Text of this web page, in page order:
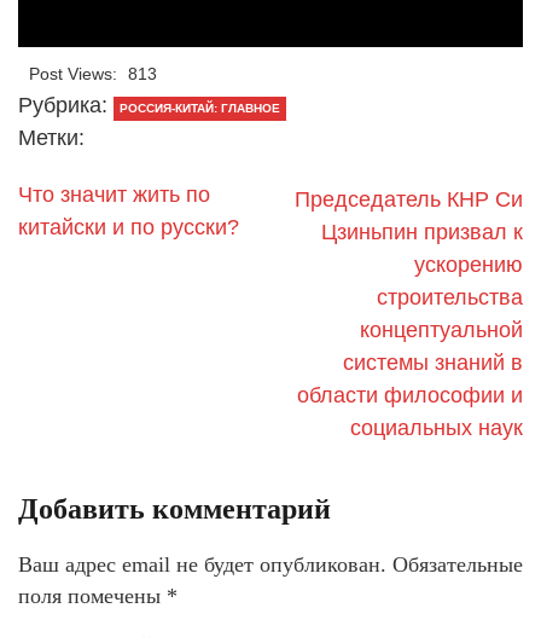
Post Views: 813
Рубрика: РОССИЯ-КИТАЙ: ГЛАВНОЕ
Метки:
Что значит жить по
китайски и по русски?
Председатель КНР Си
Цзиньпин призвал к
ускорению
строительства
концептуальной
системы знаний в
области философии и
социальных наук
Добавить комментарий
Ваш адрес email не будет опубликован. Обязательные
поля помечены *